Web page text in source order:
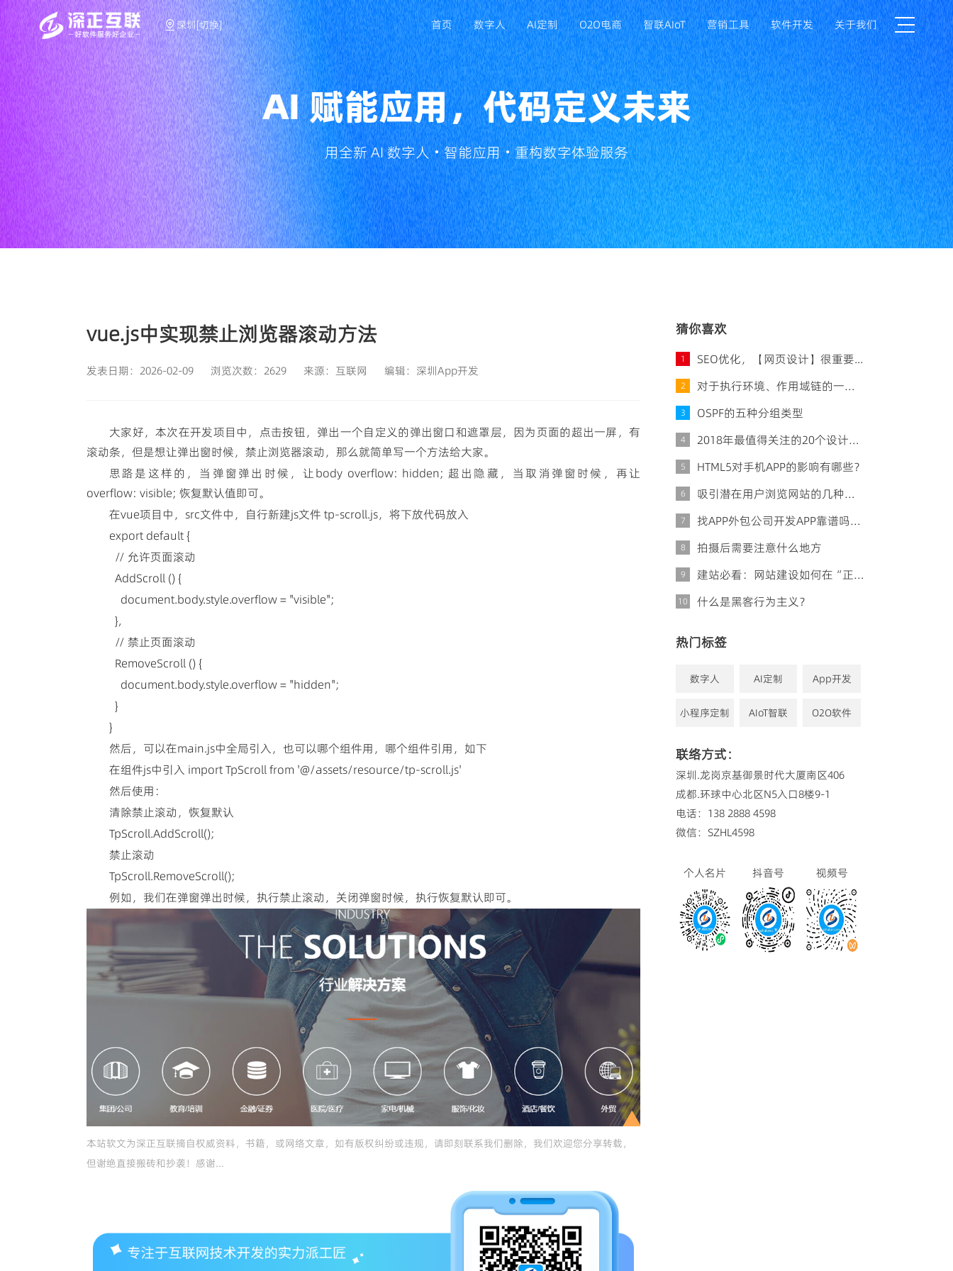
深圳[切换] 首页 数字人 AI定制 O2O电商 智联AIoT 营销工具 软件开发
APP定制开发
满足移动端业务拓展，打造专属品牌应用
小程序开发
依托微信生态获客，降低用户使用门槛
ERP/CRM系统开发
关于我们
AI 赋能应用，代码定义未来
用全新 AI 数字人・智能应用・重构数字体验服务
vue.js中实现禁止浏览器滚动方法
发表日期：2026-02-09 浏览次数：2629 来源： 互联网 编辑： 深圳App开发
大家好，本次在开发项目中，点击按钮，弹出一个自定义的弹出窗口和遮罩层，因为页面的超出一屏，有
滚动条，但是想让弹出窗时候，禁止浏览器滚动，那么就简单写一个方法给大家。
思路是这样的，当弹窗弹出时候，让body overflow: hidden; 超出隐藏，当取消弹窗时候，再让
overflow: visible; 恢复默认值即可。
在vue项目中，src文件中，自行新建js文件 tp-scroll.js，将下放代码放入
export default {
// 允许页面滚动
AddScroll () {
document.body.style.overflow = "visible";
},
// 禁止页面滚动
RemoveScroll () {
document.body.style.overflow = "hidden";
}
}
然后，可以在main.js中全局引入，也可以哪个组件用，哪个组件引用，如下
在组件js中引入 import TpScroll from '@/assets/resource/tp-scroll.js'
然后使用：
清除禁止滚动，恢复默认
TpScroll.AddScroll();
禁止滚动
TpScroll.RemoveScroll();
例如，我们在弹窗弹出时候，执行禁止滚动，关闭弹窗时候，执行恢复默认即可。
本站软文为深正互联摘自权威资料，书籍，或网络文章，如有版权纠纷或违规，请即刻联系我们删除，我们欢迎您分享转载，
但谢绝直接搬砖和抄袭！感谢...
猜你喜欢
1 SEO优化，【网页设计】很重要...
2 对于执行环境、作用域链的一些体会，不知对错
3 OSPF的五种分组类型
4 2018年最值得关注的20个设计趋势
5 HTML5对手机APP的影响有哪些？
6 吸引潜在用户浏览网站的几种规则
7 找APP外包公司开发APP靠谱吗？应该怎么选？
8 拍摄后需要注意什么地方
9 建站必看：网站建设如何在“正轨”上运行
10 什么是黑客行为主义？
热门标签
数字人 AI定制 App开发
小程序定制 AIoT智联 O2O软件
联络方式：
深圳.龙岗京基御景时代大厦南区406
成都.环球中心北区N5入口8楼9-1
电话：138 2888 4598
微信：SZHL4598
个人名片 抖音号 视频号